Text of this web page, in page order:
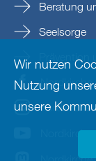
Beratung
Seelsorge
Prävention
Nordkirche
nordkirche
Nordkirche
Wir nutzen
Nutzung
unsere